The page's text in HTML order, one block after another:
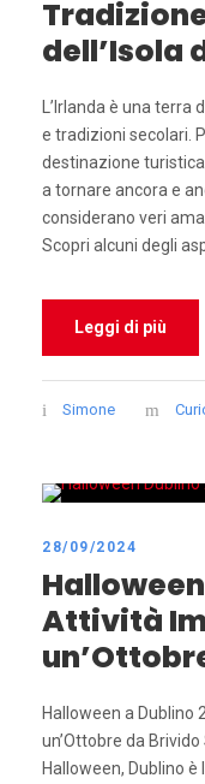
dell’Isola
L’Irlanda è una
e tradizioni secolari.
destinazione
a tornare ancora e
considerano veri
Scopri alcuni degli
Leggi di più
Simone
28/09/2024
Attività
Halloween a Dublino
un’Ottobre da
Halloween, Dublino